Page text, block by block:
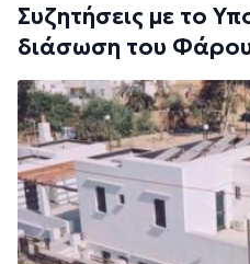
Συζητήσεις με το
διάσωση του Φάρου